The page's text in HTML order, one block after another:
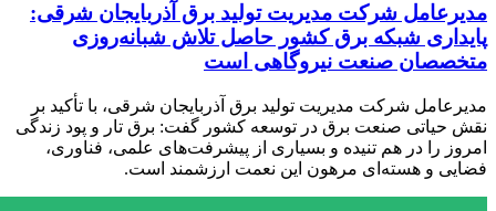
مدیرعامل شرکت مدیریت تولید برق آذربایجان شرقی:
پایداری شبکه برق کشور حاصل تلاش شبانه‌روزی
متخصصان صنعت نیروگاهی است
مدیرعامل شرکت مدیریت تولید برق آذربایجان شرقی، با تأکید بر
نقش حیاتی صنعت برق در توسعه کشور گفت: برق تار و پود زندگی
امروز را در هم تنیده و بسیاری از پیشرفت‌های علمی، فناوری،
فضایی و هسته‌ای مرهون این نعمت ارزشمند است.